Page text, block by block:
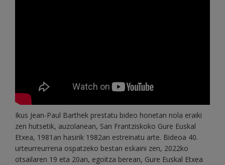
Ikus Jean-Paul Barthek prestatu bideo honetan nola eraiki
zen hutsetik, auzolanean, San Frantziskoko Gure Euskal
Etxea, 1981an hasirik 1982an estreinatu arte. Bideoa 40.
urteurreurrena ospatzeko bestan eskaini zen, 2022ko
otsailaren 19 eta 20an, egoitza berean, Gure Euskal Etxea